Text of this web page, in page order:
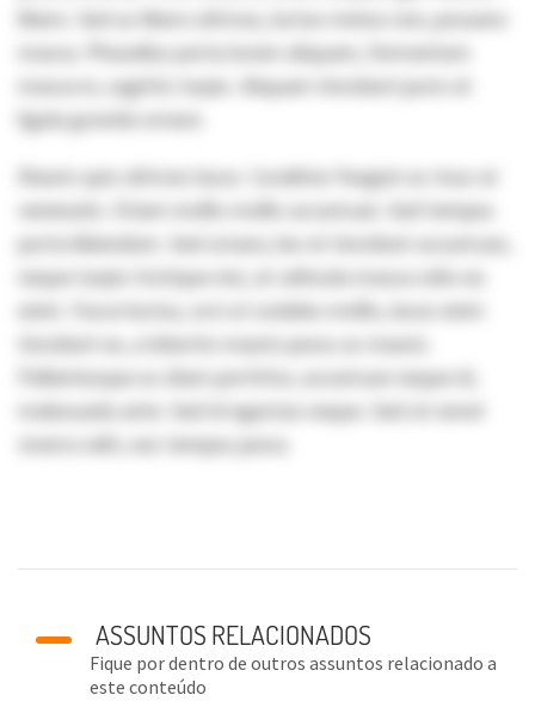
libero. Sed ac libero ultrices, luctus metus non, posuere
massa. Phasellus porta lorem aliquam, fermentum
massa in, sagittis turpis. Aliquam tincidunt justo et
ligula gravida ornare.
Mauris quis ultrices lacus. Curabitur feugiat ac risus at
venenatis. Etiam mollis mollis accumsan. Sed tempus
porta bibendum. Sed ornare, leo et tincidunt accumsan,
neque turpis tristique nisi, at vehicula massa odio eu
enim. Fusce luctus, orci ut sodales mollis, lacus enim
tincidunt ex, a lobortis mauris purus ac mauris.
Pellentesque ac diam porttitor, accumsan neque id,
malesuada ante. Sed id egestas neque. Sed sit amet
viverra velit, nec tempus purus.
ASSUNTOS RELACIONADOS
Fique por dentro de outros assuntos relacionado a
este conteúdo